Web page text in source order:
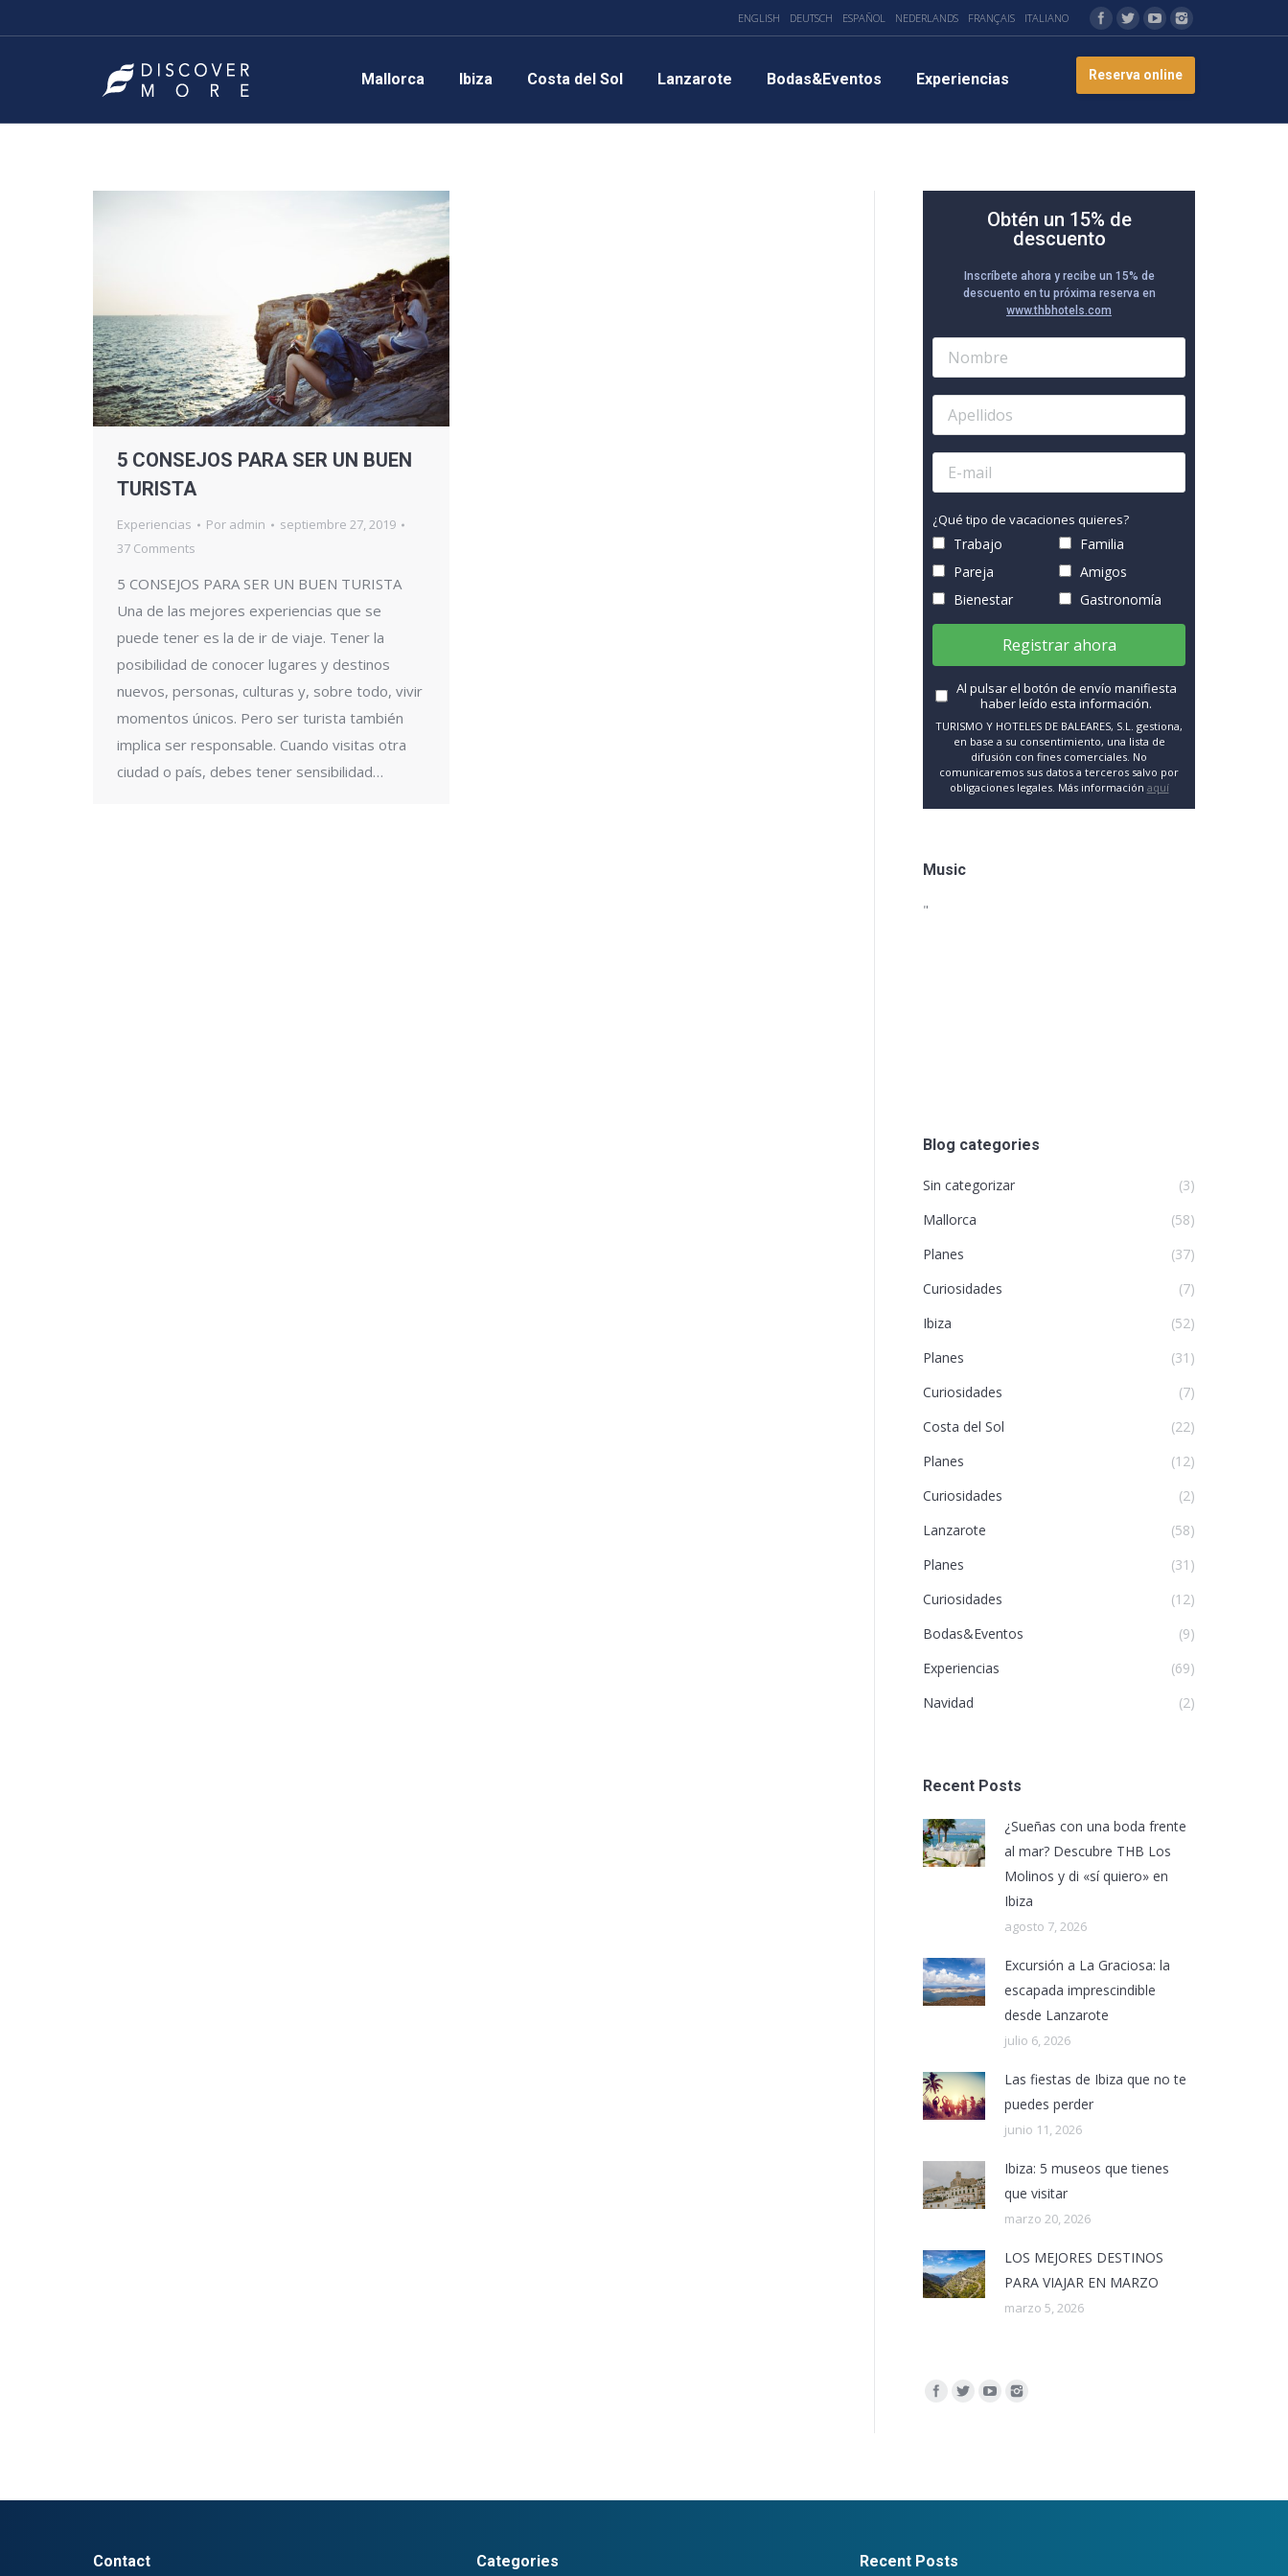
ENGLISH DEUTSCH ESPAÑOL NEDERLANDS FRANÇAIS ITALIANO
Mallorca Ibiza Costa del Sol Lanzarote Bodas&Eventos Experiencias Reserva online
5 CONSEJOS PARA SER UN BUEN
TURISTA
Experiencias Por admin
septiembre 27, 2019
37 Comments
5 CONSEJOS PARA SER UN BUEN TURISTA
Una de las mejores experiencias que se
puede tener es la de ir de viaje. Tener la
posibilidad de conocer lugares y destinos
nuevos, personas, culturas y, sobre todo, vivir
momentos únicos. Pero ser turista también
implica ser responsable. Cuando visitas otra
ciudad o país, debes tener sensibilidad…
Obtén un 15% de
descuento
Inscríbete ahora y recibe un 15% de
descuento en tu próxima reserva en
www.thbhotels.com
¿Qué tipo de vacaciones quieres?
Trabajo
Familia
Pareja
Amigos
Bienestar
Gastronomía
Registrar ahora
Al pulsar el botón de envío manifiesta
haber leído esta información.
TURISMO Y HOTELES DE BALEARES, S.L. gestiona,
en base a su consentimiento, una lista de
difusión con fines comerciales. No
comunicaremos sus datos a terceros salvo por
obligaciones legales. Más información aquí
Music
"
Blog categories
Sin categorizar
(3)
Mallorca
(58)
Planes
(37)
Curiosidades
(7)
Ibiza
(52)
Planes
(31)
Curiosidades
(7)
Costa del Sol
(22)
Planes
(12)
Curiosidades
(2)
Lanzarote
(58)
Planes
(31)
Curiosidades
(12)
Bodas&Eventos
(9)
Experiencias
(69)
Navidad
(2)
Recent Posts
¿Sueñas con una boda frente
al mar? Descubre THB Los
Molinos y di «sí quiero» en
Ibiza
agosto 7, 2026
Excursión a La Graciosa: la
escapada imprescindible
desde Lanzarote
julio 6, 2026
Las fiestas de Ibiza que no te
puedes perder
junio 11, 2026
Ibiza: 5 museos que tienes
que visitar
marzo 20, 2026
LOS MEJORES DESTINOS
PARA VIAJAR EN MARZO
marzo 5, 2026
Encuéntranos en:
Contact Categories Recent Posts